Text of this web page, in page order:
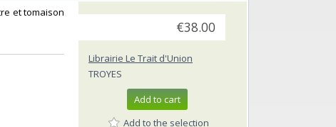
et tomaison
€38.00
Librairie Le Trait d'Union
TROYES
Add to cart
Add to the selection